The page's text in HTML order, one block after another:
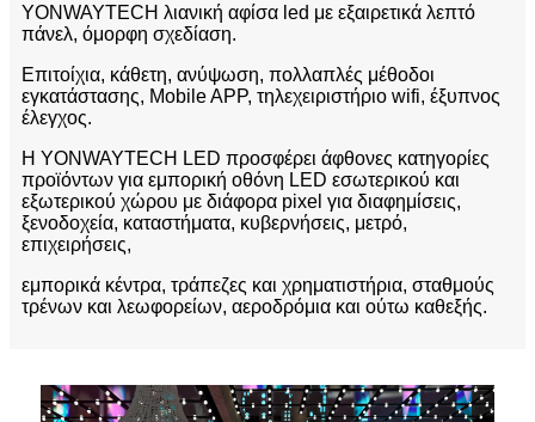
YONWAYTECH λιανική αφίσα led με εξαιρετικά λεπτό
πάνελ, όμορφη σχεδίαση.
Επιτοίχια, κάθετη, ανύψωση, πολλαπλές μέθοδοι
εγκατάστασης, Mobile APP, τηλεχειριστήριο wifi, έξυπνος
έλεγχος.
Η YONWAYTECH LED προσφέρει άφθονες κατηγορίες
προϊόντων για εμπορική οθόνη LED εσωτερικού και
εξωτερικού χώρου με διάφορα pixel για διαφημίσεις,
ξενοδοχεία, καταστήματα, κυβερνήσεις, μετρό,
επιχειρήσεις,
εμπορικά κέντρα, τράπεζες και χρηματιστήρια, σταθμούς
τρένων και λεωφορείων, αεροδρόμια και ούτω καθεξής.